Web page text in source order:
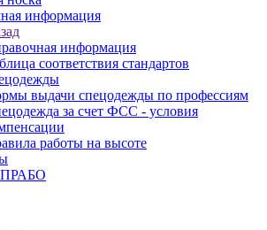
информация
информация
соответствия стандартов
выдачи спецодежды по профессиям
за счет ФСС - условия
работы на высоте
ПРАБО